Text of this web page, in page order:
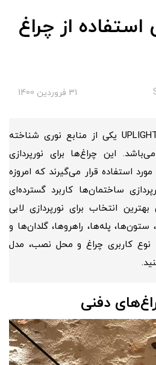
استفاده از چراغ
31 فروردین 1400
چراغ دفنی LED یا چراغ UPLIGHT یکی از منابع نوری شناخته
این چراغ‌ها برای نورپردازی
استفاده قرار می‌گیرند که امروزه
ساختمان‌ها کاربرد گسترده‌ای
انتخاب برای نورپردازی لابی
ستون‌ها، پله‌ها، راهروها، گلدان‌ها و
نوع کاربری چراغ و محل نصب، مدل
دفنی